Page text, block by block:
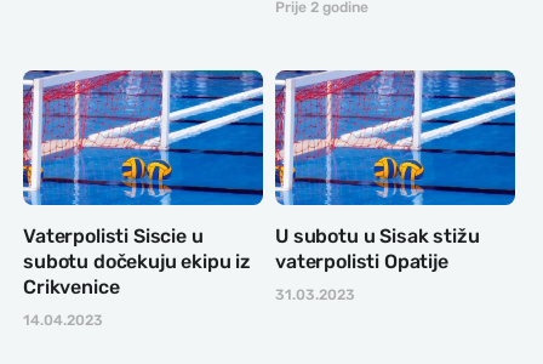
Prije 2 godine
Vaterpolisti Siscie u
subotu dočekuju ekipu iz
Crikvenice
14.04.2023
U subotu u Sisak stižu
vaterpolisti Opatije
31.03.2023